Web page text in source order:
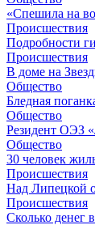
«Спешила на
Происшествия
Подробности
Происшествия
В доме на
Общество
Бледная
Общество
Резидент ОЭЗ
Общество
30 человек
Происшествия
Над Липецкой
Происшествия
Сколько денег